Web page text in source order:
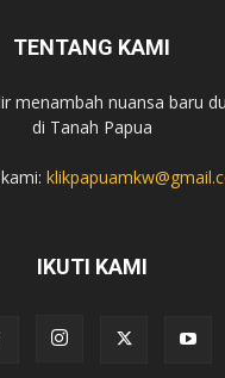
TENTANG KAMI
menambah nuansa baru
di Tanah Papua
IKUTI KAMI